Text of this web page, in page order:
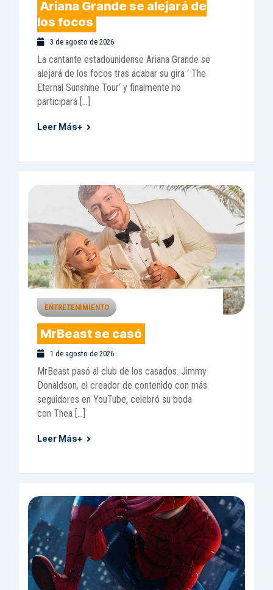
Ariana Grande se alejará de
los focos
3 de agosto de 2026
La cantante estadounidense Ariana Grande se
alejará de los focos tras acabar su gira ‘ The
Eternal Sunshine Tour‘ y finalmente no
participará […]
Leer Más+
ENTRETENIMIENTO
MrBeast se casó
1 de agosto de 2026
MrBeast pasó al club de los casados. Jimmy
Donaldson, el creador de contenido con más
seguidores en YouTube, celebró su boda
con Thea […]
Leer Más+